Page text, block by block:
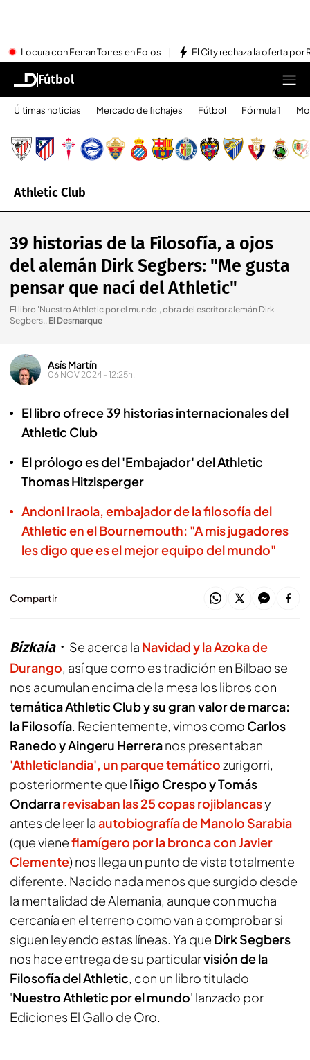
Locura con Ferran Torres en Foios El City rechaza la oferta por
Fútbol
Últimas noticias Mercado de fichajes Fútbol Fórmula 1
Athletic Club
39 historias de la Filosofía, a ojos
del alemán Dirk Segbers: "Me gusta
pensar que nací del Athletic"
El libro 'Nuestro Athletic por el mundo', obra del escritor alemán Dirk
Segbers.. El Desmarque
Asís Martín
06 NOV 2024 - 12:25h.
El libro ofrece 39 historias internacionales del
Athletic Club
El prólogo es del 'Embajador' del Athletic
Thomas Hitzlsperger
Andoni Iraola, embajador de la filosofía del
Athletic en el Bournemouth: "A mis jugadores
les digo que es el mejor equipo del mundo"
Compartir
Bizkaia Se acerca la Navidad y la Azoka de
Durango, así que como es tradición en Bilbao se
nos acumulan encima de la mesa los libros con
temática Athletic Club y su gran valor de marca:
la Filosofía. Recientemente, vimos como Carlos
Ranedo y Aingeru Herreranos presentaban
'Athleticlandia', un parque temáticozurigorri,
posteriormente que Iñigo Crespo y Tomás
Ondarrarevisaban las 25 copas rojiblancasy
antes de leer laautobiografía de Manolo Sarabia
(que vieneflamígero por la bronca con Javier
Clemente) nos llega un punto de vista totalmente
diferente. Nacido nada menos que surgido desde
la mentalidad de Alemania, aunque con mucha
cercanía en el terreno como van a comprobar si
siguen leyendo estas líneas. Ya que Dirk Segbers
nos hace entrega de su particularvisión de la
Filosofía del Athletic, con un libro titulado
'Nuestro Athletic por el mundo' lanzado por
Ediciones El Gallo de Oro.